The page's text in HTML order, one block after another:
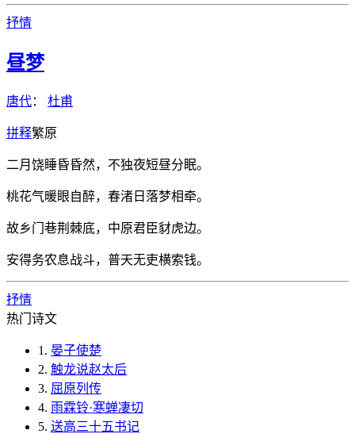
抒情
昼梦
唐代： 杜甫
拼释繁原
二月饶睡昏昏然，不独夜短昼分眠。
桃花气暖眼自醉，春渚日落梦相牵。
故乡门巷荆棘底，中原君臣豺虎边。
安得务农息战斗，普天无吏横索钱。
抒情
热门诗文
1. 晏子使楚
2. 触龙说赵太后
3. 屈原列传
4. 雨霖铃·寒蝉凄切
5. 送高三十五书记